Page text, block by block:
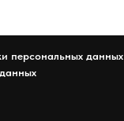
персональных данных